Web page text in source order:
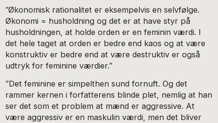
”Økonomisk rationalitet er eksempelvis en selvfølge.
Økonomi = husholdning og det er at have styr på
husholdningen, at holde orden er en feminin værdi. I
det hele taget at orden er bedre end kaos og at være
konstruktiv er bedre end at være destruktiv er også
udtryk for feminine værdier.”
”Det feminine er simpelthen sund fornuft. Og det
rammer kernen i forfatterens blinde plet, nemlig at han
ser det som et problem at mænd er aggressive. At
være aggressiv er en maskulin værdi, men det bliver